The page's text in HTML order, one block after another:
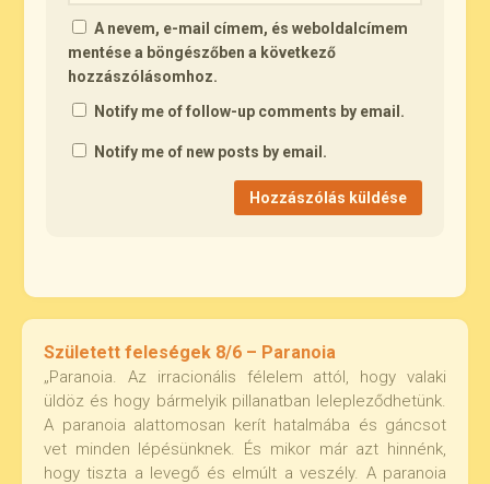
A nevem, e-mail címem, és weboldalcímem
mentése a böngészőben a következő
hozzászólásomhoz.
Notify me of follow-up comments by email.
Notify me of new posts by email.
Született feleségek 8/6 – Paranoia
„Paranoia. Az irracionális félelem attól, hogy valaki
üldöz és hogy bármelyik pillanatban lelepleződhetünk.
A paranoia alattomosan kerít hatalmába és gáncsot
vet minden lépésünknek. És mikor már azt hinnénk,
hogy tiszta a levegő és elmúlt a veszély. A paranoia